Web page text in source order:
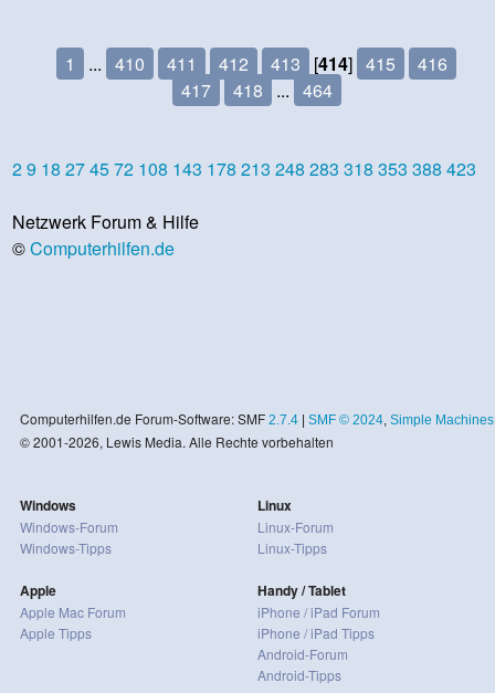
1 ... 410 411 412 413 [414] 415
416
417
418 ... 464
29 18 274572 108 143 178 213 248 283 318 353 388 423
Netzwerk Forum & Hilfe
©Computerhilfen.de
Computerhilfen.de Forum-Software: SMF 2.7.4| SMF © 2024, Simple Machines
© 2001-2026, Lewis Media. Alle Rechte vorbehalten
Windows
Windows-Forum
Windows-Tipps
Apple
Apple Mac Forum
Apple Tipps
Linux
Linux-Forum
Linux-Tipps
Handy / Tablet
iPhone / iPad Forum
iPhone / iPad Tipps
Android-Forum
Android-Tipps